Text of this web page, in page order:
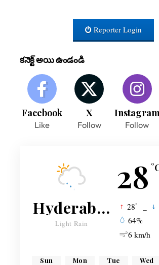
Reporter Login
కనెక్ట్ అయి ఉండండి
Facebook
Like
X
Follow Follow
28
Hyderabad
Light Rain
28°
64%
6 km/h
Sun Mon Tue Wed